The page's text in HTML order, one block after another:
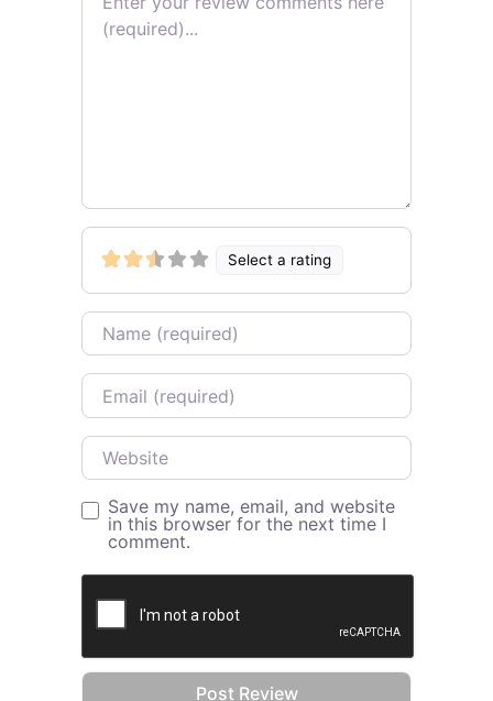
Select a rating
Name
Email
Website
Save my name, email, and website
in this browser for the next time I
comment.